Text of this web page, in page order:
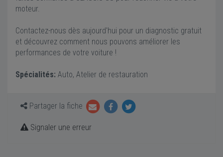
moteur.
Contactez-nous dès aujourd'hui pour un diagnostic gratuit
et découvrez comment nous pouvons améliorer les
performances de votre voiture !
Spécialités: Auto, Atelier de restauration
Partager la fiche
Signaler une erreur